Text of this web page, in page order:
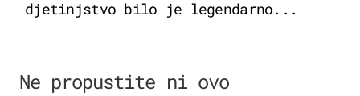
djetinjstvo bilo je legendarno...
Ne propustite ni ovo